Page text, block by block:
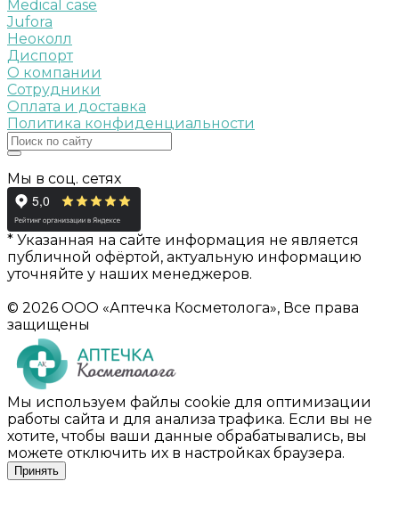
Medical case
Jufora
Неоколл
Диспорт
О компании
Сотрудники
Оплата и доставка
Политика конфиденциальности
Мы в соц. сетях
* Указанная на сайте информация не является
публичной офёртой, актуальную информацию
уточняйте у наших менеджеров.
© 2026 ООО «Аптечка Косметолога», Все права
защищены
Мы используем файлы cookie для оптимизации
работы сайта и для анализа трафика. Если вы не
хотите, чтобы ваши данные обрабатывались, вы
можете отключить их в настройках браузера.
Принять